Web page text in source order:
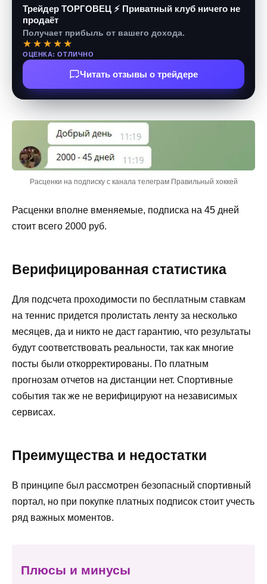
Трейдер ТОРГОВЕЦ ⚡ Приватный клуб ничего не
продаёт
Получает прибыль от вашего дохода.
★★★★★
ОЦЕНКА: ОТЛИЧНО
Читать отзывы о трейдере
Расценки на подписку с канала телеграм Правильный хоккей
Расценки вполне вменяемые, подписка на 45 дней
стоит всего 2000 руб.
Верифицированная статистика
Для подсчета проходимости по бесплатным ставкам
на теннис придется пролистать ленту за несколько
месяцев, да и никто не даст гарантию, что результаты
будут соответствовать реальности, так как многие
посты были откорректированы. По платным
прогнозам отчетов на дистанции нет. Спортивные
события так же не верифицируют на независимых
сервисах.
Преимущества и недостатки
В принципе был рассмотрен безопасный спортивный
портал, но при покупке платных подписок стоит учесть
ряд важных моментов.
Плюсы и минусы